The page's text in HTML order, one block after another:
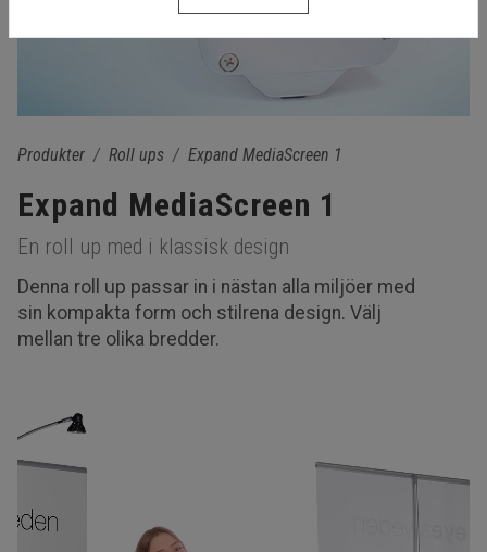
Produkter Roll ups Expand MediaScreen 1
Expand MediaScreen 1
En roll up med i klassisk design
Denna roll up passar in i nästan alla miljöer med
sin kompakta form och stilrena design. Välj
mellan tre olika bredder.